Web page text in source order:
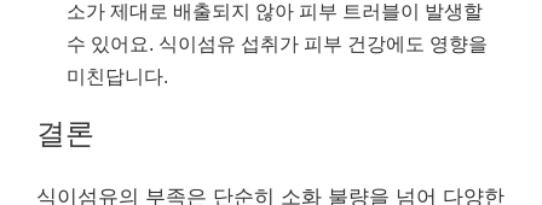
소가 제대로 배출되지 않아 피부 트러블이 발생할
수 있어요. 식이섬유 섭취가 피부 건강에도 영향을
미친답니다.
결론
식이섬유의 부족은 단순히 소화 불량을 넘어 다양한